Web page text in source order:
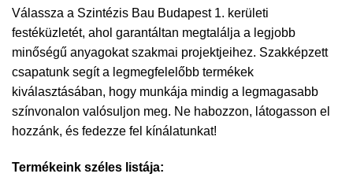
Válassza a Szintézis Bau Budapest 1. kerületi
festéküzletét, ahol garantáltan megtalálja a legjobb
minőségű anyagokat szakmai projektjeihez. Szakképzett
csapatunk segít a legmegfelelőbb termékek
kiválasztásában, hogy munkája mindig a legmagasabb
színvonalon valósuljon meg. Ne habozzon, látogasson el
hozzánk, és fedezze fel kínálatunkat!
Termékeink széles listája: